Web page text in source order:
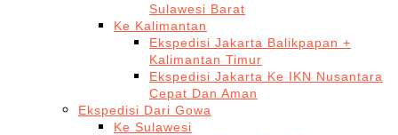
Sulawesi Barat
Ke Kalimantan
Ekspedisi Jakarta Balikpapan +
Kalimantan Timur
Ekspedisi Jakarta Ke IKN Nusantara
Cepat Dan Aman
Ekspedisi Dari Gowa
Ke Sulawesi